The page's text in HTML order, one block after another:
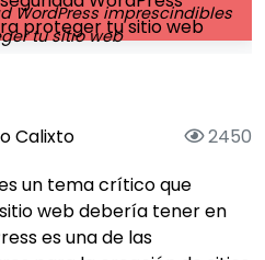
WordPress imprescindibles
tu sitio web
Calixto
2450
un tema crítico que
web debería tener en
es una de las